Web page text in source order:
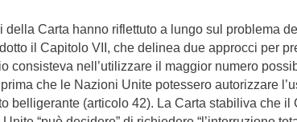
della Carta hanno riflettuto a lungo sul problema
il Capitolo VII, che delinea due approcci per
consisteva nell’utilizzare il maggior numero
che le Nazioni Unite potessero autorizzare
belligerante (articolo 42). La Carta stabiliva che il